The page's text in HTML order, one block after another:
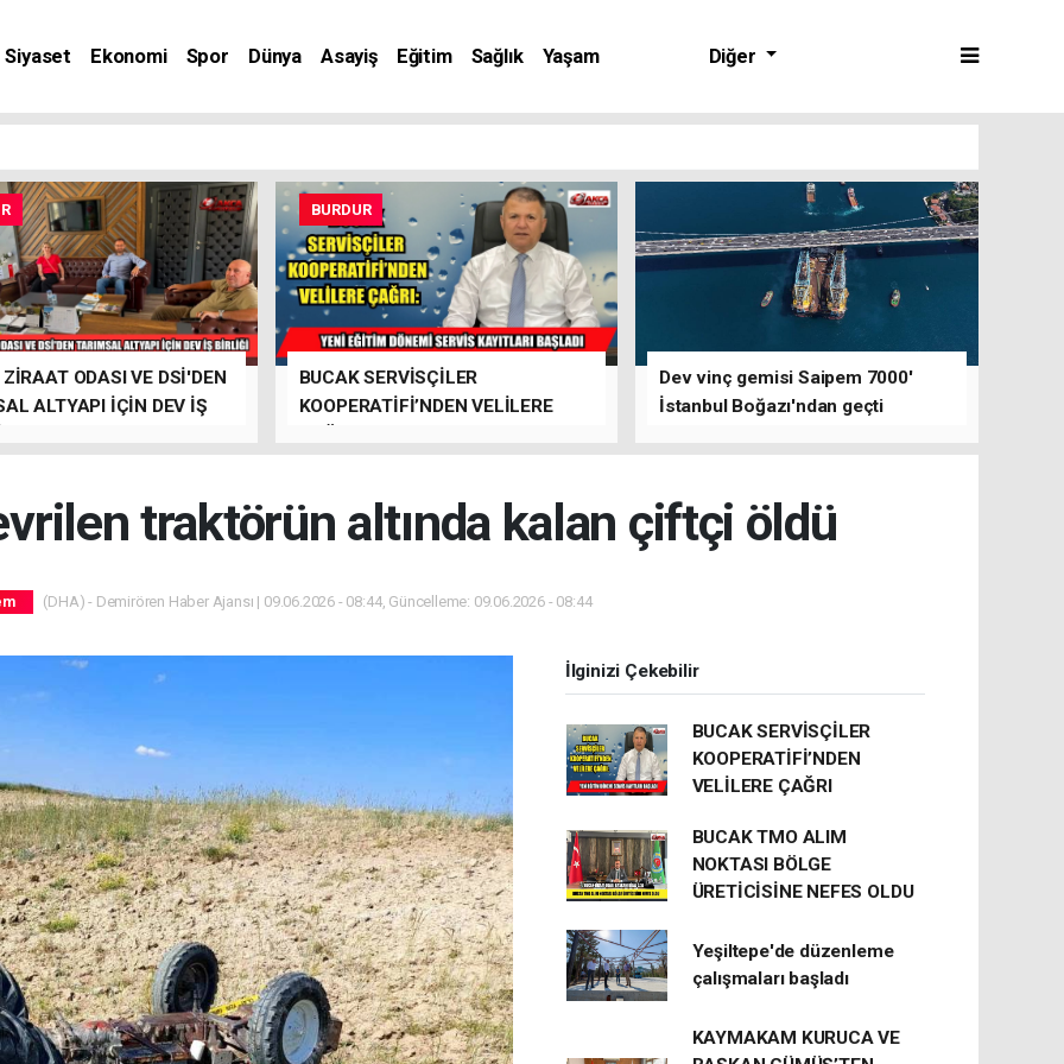
Siyaset Ekonomi Spor Dünya Asayiş Eğitim Sağlık
Yaşam
Diğer
ODASI VE DSİ'DEN
ALTYAPI İÇİN DEV İŞ
BURDUR
BUCAK SERVİSÇİLER
KOOPERATİFİ’NDEN VELİLERE
Dev vinç gemisi Saipem 7000'
İstanbul Boğazı'ndan geçti
traktörün altında kalan çiftçi öldü
(DHA) - Demirören Haber Ajansı | 09.06.2026 - 08:44, Güncelleme: 09.06.2026 - 08:44
İlginizi Çekebilir
BUCAK SERVİSÇİLER
KOOPERATİFİ’NDEN
VELİLERE ÇAĞRI
BUCAK TMO ALIM
NOKTASI BÖLGE
ÜRETİCİSİNE NEFES OLDU
Yeşiltepe'de düzenleme
çalışmaları başladı
KAYMAKAM KURUCA VE